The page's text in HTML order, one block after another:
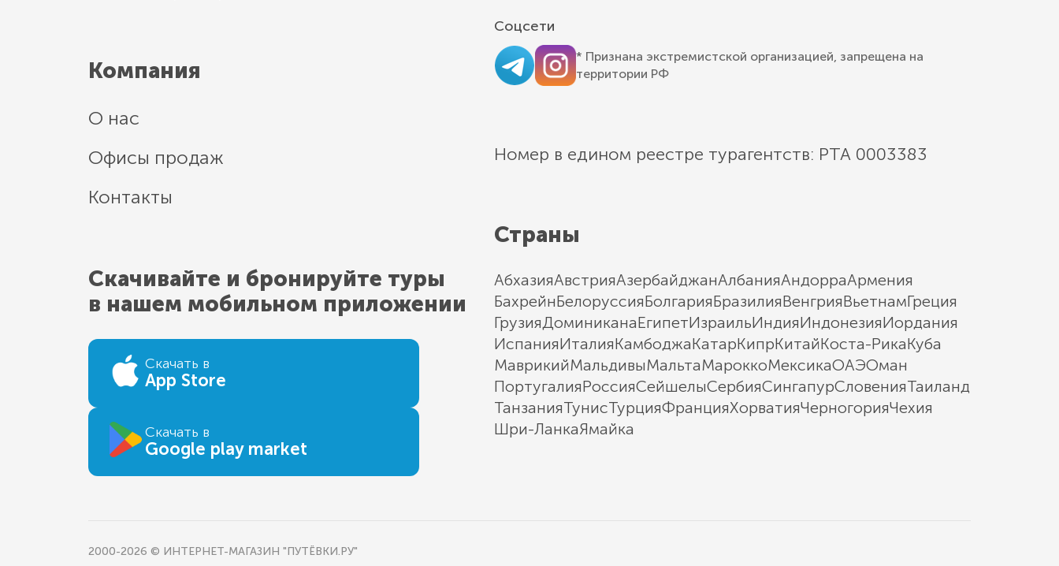
Компания
О нас
Офисы продаж
Контакты
Скачивайте и бронируйте туры
в нашем мобильном приложении
Скачать в
App Store
Скачать в
Google play market
Соцсети
* Признана экстремистской организацией, запрещена на
территории РФ
Номер в едином реестре турагентств: РТА 0003383
Страны
АбхазияАвстрияАзербайджанАлбанияАндорраАрмения
БахрейнБелоруссияБолгарияБразилияВенгрияВьетнамГреция
ГрузияДоминиканаЕгипетИзраильИндияИндонезияИордания
ИспанияИталияКамбоджаКатарКипрКитайКоста-РикаКуба
МаврикийМальдивыМальтаМароккоМексикаОАЭОман
ПортугалияРоссияСейшелыСербияСингапурСловенияТаиланд
ТанзанияТунисТурцияФранцияХорватияЧерногорияЧехия
Шри-ЛанкаЯмайка
2000-2026 © ИНТЕРНЕТ-МАГАЗИН "ПУТЁВКИ.РУ"